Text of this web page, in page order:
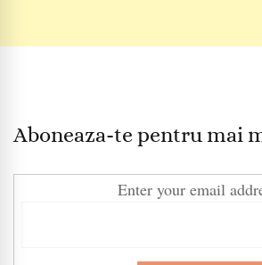
Aboneaza-te pentru mai
Enter your email